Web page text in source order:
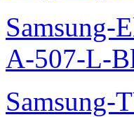
Samsung-
A-507-L-